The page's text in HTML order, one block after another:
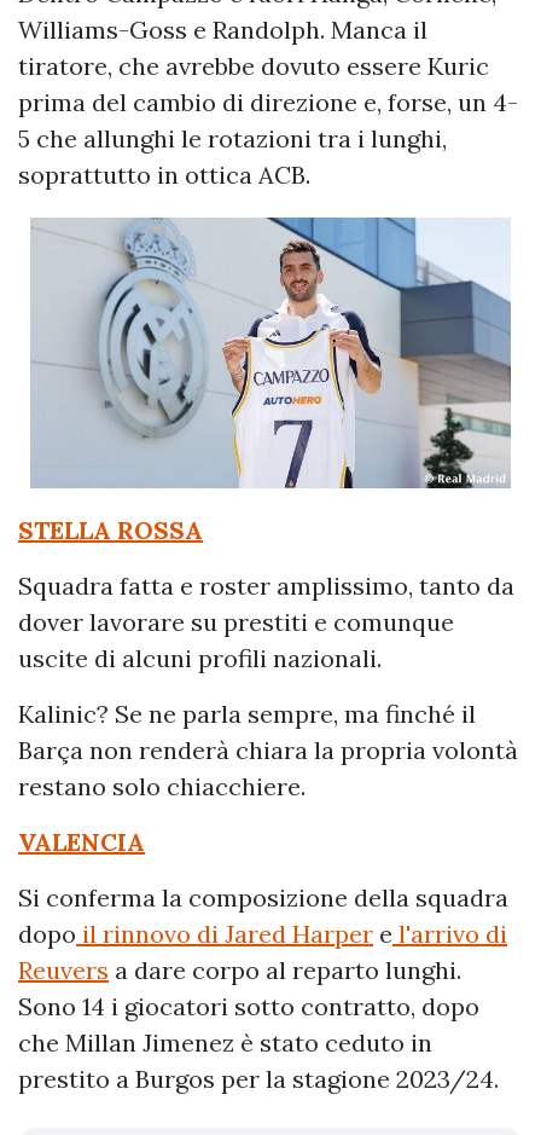
Williams-Goss e Randolph. Manca il
tiratore, che avrebbe dovuto essere Kuric
prima del cambio di direzione e, forse, un 4-
5 che allunghi le rotazioni tra i lunghi,
soprattutto in ottica ACB.
STELLA ROSSA
Squadra fatta e roster amplissimo, tanto da
dover lavorare su prestiti e comunque
uscite di alcuni profili nazionali.
Kalinic? Se ne parla sempre, ma finché il
Barça non renderà chiara la propria volontà
restano solo chiacchiere.
VALENCIA
Si conferma la composizione della squadra
dopo il rinnovo di Jared Harper e l'arrivo di
Reuvers a dare corpo al reparto lunghi.
Sono 14 i giocatori sotto contratto, dopo
che Millan Jimenez è stato ceduto in
prestito a Burgos per la stagione 2023/24.